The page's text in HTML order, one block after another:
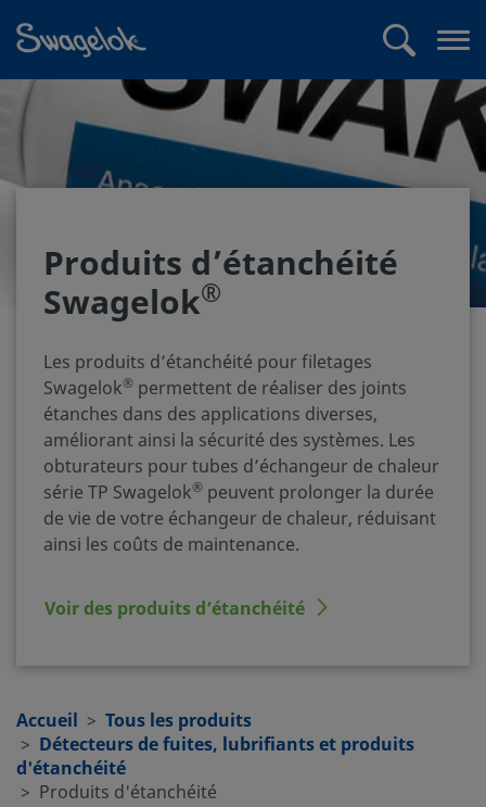
Produits d’étanchéité
Swagelok®
Les produits d’étanchéité pour filetages
Swagelok® permettent de réaliser des joints
étanches dans des applications diverses,
améliorant ainsi la sécurité des systèmes. Les
obturateurs pour tubes d’échangeur de chaleur
série TP Swagelok® peuvent prolonger la durée
de vie de votre échangeur de chaleur, réduisant
ainsi les coûts de maintenance.
Voir des produits d’étanchéité
Accueil
Tous les produits
Détecteurs de fuites, lubrifiants et produits
d'étanchéité
Produits d'étanchéité